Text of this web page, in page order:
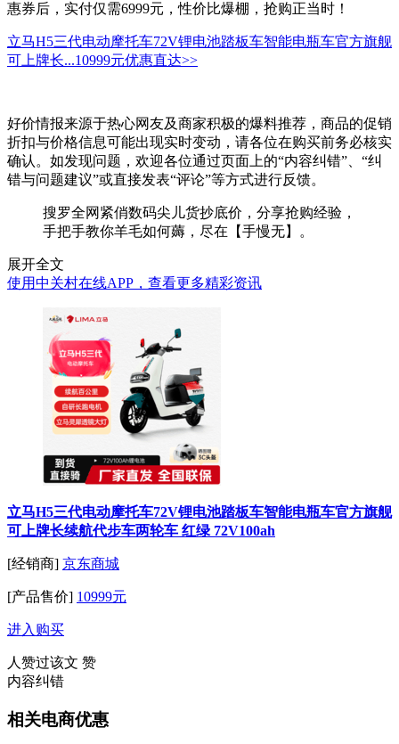
惠券后，实付仅需6999元，性价比爆棚，抢购正当时！
立马H5三代电动摩托车72V锂电池踏板车智能电瓶车官方旗舰
可上牌长...10999元优惠直达>>
好价情报来源于热心网友及商家积极的爆料推荐，商品的促销
折扣与价格信息可能出现实时变动，请各位在购买前务必核实
确认。如发现问题，欢迎各位通过页面上的“内容纠错”、“纠
错与问题建议”或直接发表“评论”等方式进行反馈。
搜罗全网紧俏数码尖儿货抄底价，分享抢购经验，
手把手教你羊毛如何薅，尽在【手慢无】。
展开全文
使用中关村在线APP，查看更多精彩资讯
立马H5三代电动摩托车72V锂电池踏板车智能电瓶车官方旗舰
可上牌长续航代步车两轮车 红绿 72V100ah
[经销商] 京东商城
[产品售价] 10999元
进入购买
人赞过该文 赞
内容纠错
相关电商优惠